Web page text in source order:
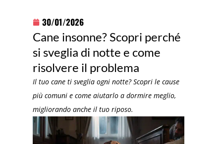
30/01/2026
Cane insonne? Scopri perché
si sveglia di notte e come
risolvere il problema
Il tuo cane ti sveglia ogni notte? Scopri le cause
più comuni e come aiutarlo a dormire meglio,
migliorando anche il tuo riposo.